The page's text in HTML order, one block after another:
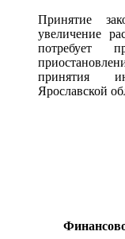
Принятие
увеличение
потребует
принятия
Ярославской